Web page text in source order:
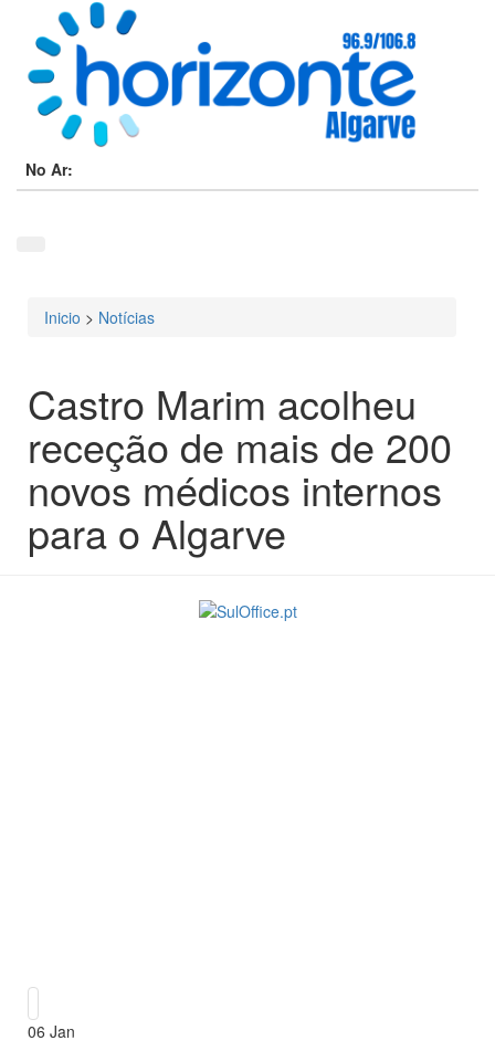
No Ar:
Está aqui
Inicio > Notícias
Castro Marim acolheu
receção de mais de 200
novos médicos internos
para o Algarve
06 Jan